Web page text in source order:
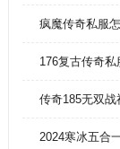
疯魔传奇私服
176复古传奇私
传奇185无双
2024寒冰五合